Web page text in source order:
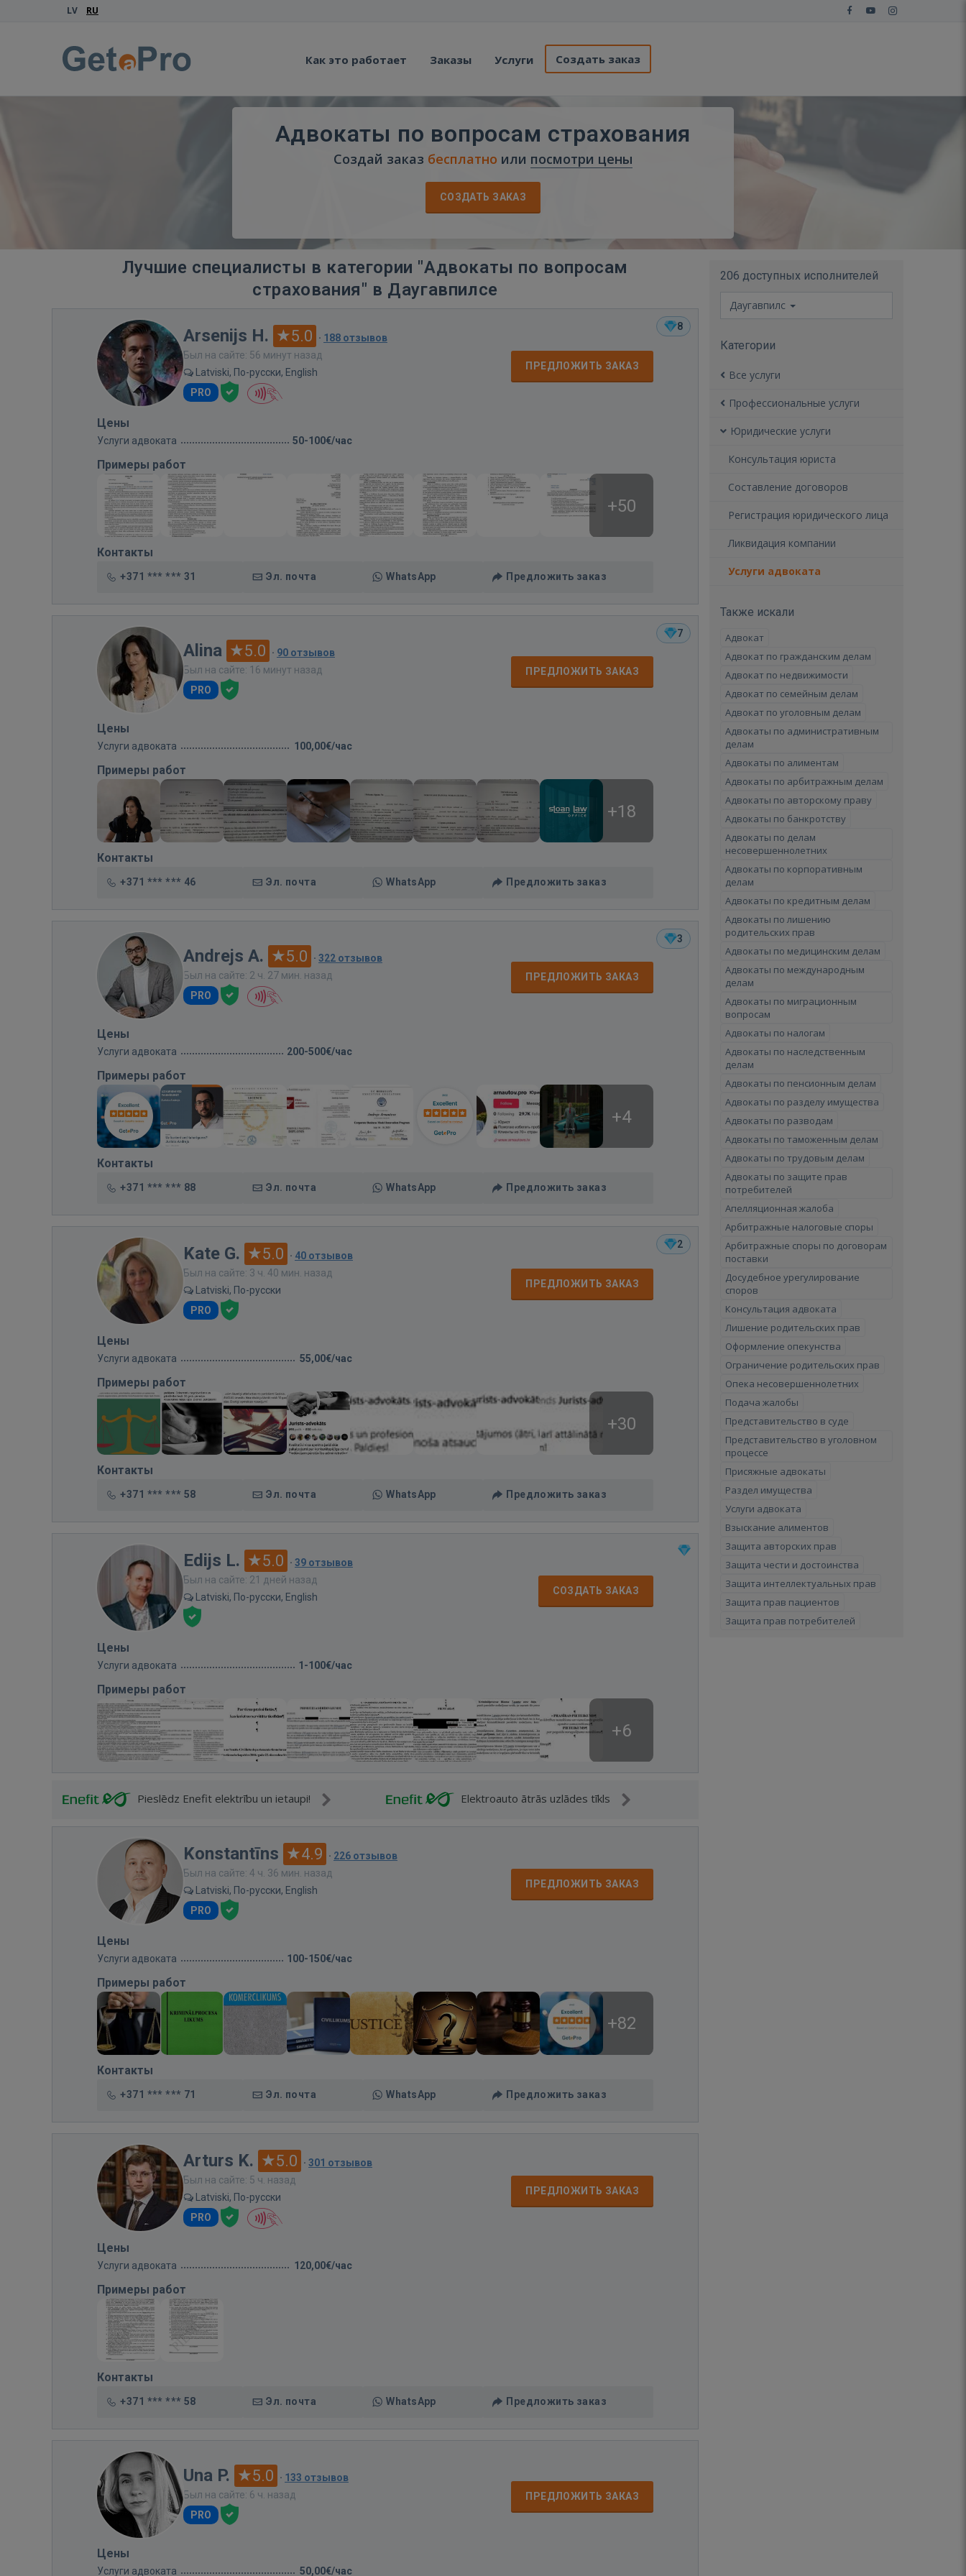
LV RU
Как это работает Заказы Услуги Создать заказ
Адвокаты по вопросам страхования
Создай заказ бесплатно или посмотри цены
СОЗДАТЬ ЗАКАЗ
Лучшие специалисты в категории "Адвокаты по вопросам
страхования" в Даугавпилсе
8
Arsenijs H. 5.0 · 188 отзывов
Был на сайте: 56 минут назад
Latviski, По-русски, English
PRO
ПРЕДЛОЖИТЬ ЗАКАЗ
Цены
Услуги адвоката 50-100€/час
Примеры работ
+50
Контакты
+371 *** *** 31 Эл. почта WhatsApp Предложить заказ
7
Alina 5.0 · 90 отзывов
Был на сайте: 16 минут назад
PRO
ПРЕДЛОЖИТЬ ЗАКАЗ
Цены
Услуги адвоката 100,00€/час
Примеры работ
+18
Контакты
+371 *** *** 46 Эл. почта WhatsApp Предложить заказ
3
Andrejs A. 5.0 · 322 отзывов
Был на сайте: 2 ч. 27 мин. назад
PRO
ПРЕДЛОЖИТЬ ЗАКАЗ
Цены
Услуги адвоката 200-500€/час
Примеры работ
+4
Контакты
+371 *** *** 88 Эл. почта WhatsApp Предложить заказ
2
Kate G. 5.0 · 40 отзывов
Был на сайте: 3 ч. 40 мин. назад
Latviski, По-русски
PRO
ПРЕДЛОЖИТЬ ЗАКАЗ
Цены
Услуги адвоката 55,00€/час
Примеры работ
+30
Контакты
+371 *** *** 58 Эл. почта WhatsApp Предложить заказ
Edijs L. 5.0 · 39 отзывов
Был на сайте: 21 дней назад
Latviski, По-русски, English
СОЗДАТЬ ЗАКАЗ
Цены
Услуги адвоката 1-100€/час
Примеры работ
+6
Pieslēdz Enefit elektrību un ietaupi! Elektroauto ātrās uzlādes tīkls
Konstantīns 4.9 · 226 отзывов
Был на сайте: 4 ч. 36 мин. назад
Latviski, По-русски, English
PRO
ПРЕДЛОЖИТЬ ЗАКАЗ
Цены
Услуги адвоката 100-150€/час
Примеры работ
+82
Контакты
+371 *** *** 71 Эл. почта WhatsApp Предложить заказ
Arturs K. 5.0 · 301 отзывов
Был на сайте: 5 ч. назад
Latviski, По-русски
PRO
ПРЕДЛОЖИТЬ ЗАКАЗ
Цены
Услуги адвоката 120,00€/час
Примеры работ
Контакты
+371 *** *** 58 Эл. почта WhatsApp Предложить заказ
Una P. 5.0 · 133 отзывов
Был на сайте: 6 ч. назад
PRO
ПРЕДЛОЖИТЬ ЗАКАЗ
Цены
Услуги адвоката 50,00€/час
206 доступных исполнителей
Даугавпилс
Категории
Все услуги
Профессиональные услуги
Юридические услуги
Консультация юриста
Составление договоров
Регистрация юридического лица
Ликвидация компании
Услуги адвоката
Также искали
Адвокат
Адвокат по гражданским делам
Адвокат по недвижимости
Адвокат по семейным делам
Адвокат по уголовным делам
Адвокаты по административным
делам
Адвокаты по алиментам
Адвокаты по арбитражным делам
Адвокаты по авторскому праву
Адвокаты по банкротству
Адвокаты по делам
несовершеннолетних
Адвокаты по корпоративным
делам
Адвокаты по кредитным делам
Адвокаты по лишению
родительских прав
Адвокаты по медицинским делам
Адвокаты по международным
делам
Адвокаты по миграционным
вопросам
Адвокаты по налогам
Адвокаты по наследственным
делам
Адвокаты по пенсионным делам
Адвокаты по разделу имущества
Адвокаты по разводам
Адвокаты по таможенным делам
Адвокаты по трудовым делам
Адвокаты по защите прав
потребителей
Апелляционная жалоба
Арбитражные налоговые споры
Арбитражные споры по договорам
поставки
Досудебное урегулирование
споров
Консультация адвоката
Лишение родительских прав
Оформление опекунства
Ограничение родительских прав
Опека несовершеннолетних
Подача жалобы
Представительство в суде
Представительство в уголовном
процессе
Присяжные адвокаты
Раздел имущества
Услуги адвоката
Взыскание алиментов
Защита авторских прав
Защита чести и достоинства
Защита интеллектуальных прав
Защита прав пациентов
Защита прав потребителей